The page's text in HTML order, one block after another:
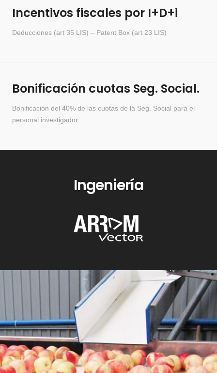
Incentivos fiscales por I+D+i
Deducciones (art 35 LIS) – Patent Box (art 23 LIS)
Bonificación cuotas Seg. Social.
Bonificación del 40% de las cuotas de la Seg. Social para el
personal investigador
Ingeniería
Industria agroalimentaria
Ingeniería ARRAM Vector